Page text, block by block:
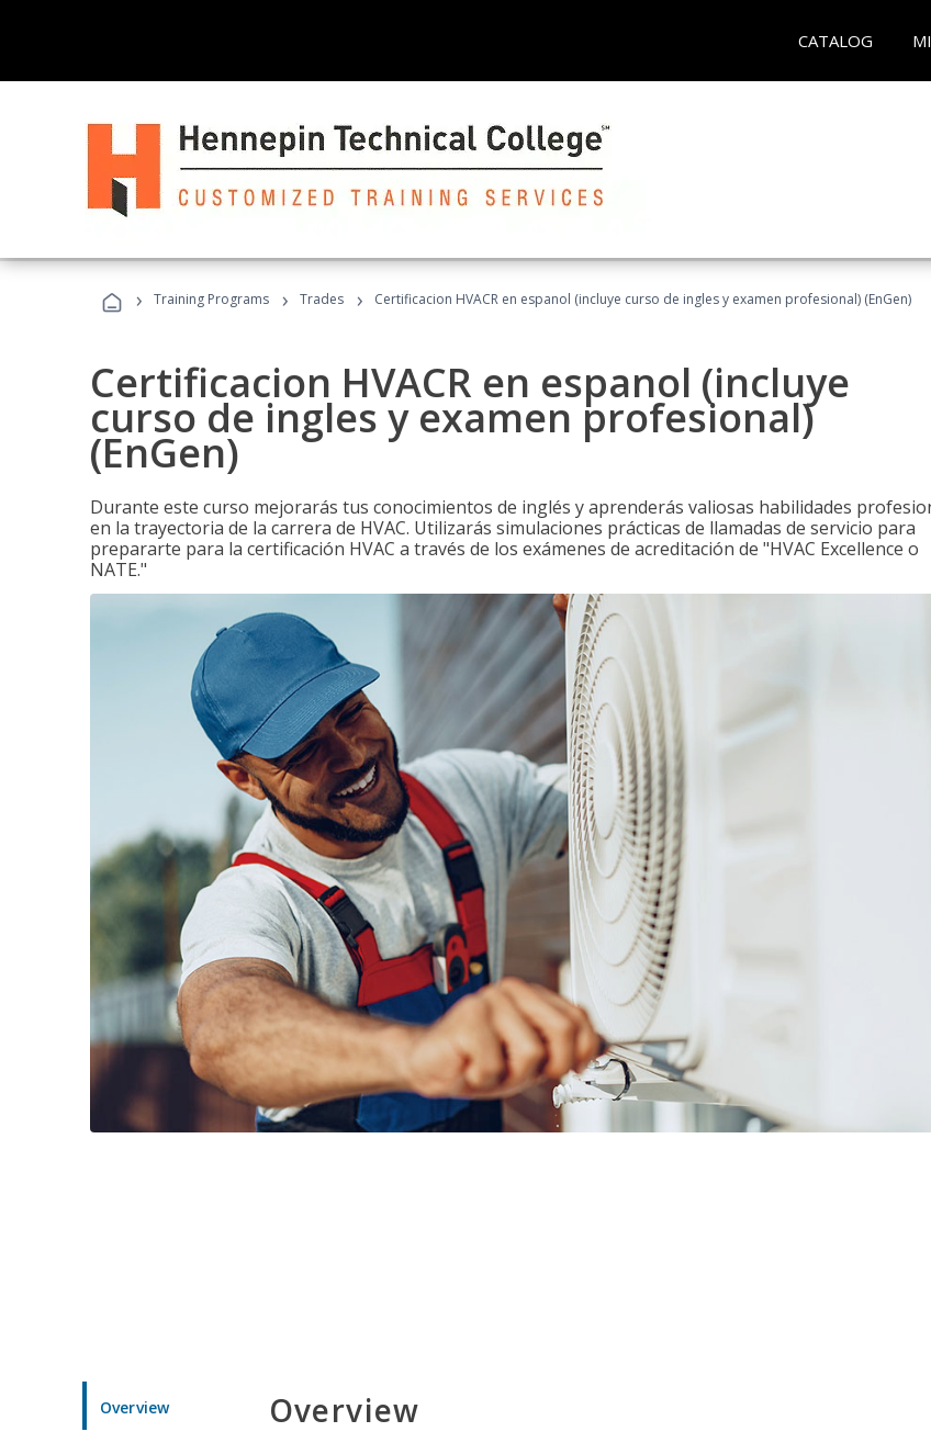
CATALOG
› Training Programs › Trades › Certificacion HVACR en espanol (incluye curso de ingles y examen profesional) (EnGen)
Certificacion HVACR en espanol (incluye
curso de ingles y examen profesional)
(EnGen)
Durante este curso mejorarás tus conocimientos de inglés y aprenderás valiosas habilidades
en la trayectoria de la carrera de HVAC. Utilizarás simulaciones prácticas de llamadas de servicio para
prepararte para la certificación HVAC a través de los exámenes de acreditación de "HVAC Excellence o
NATE."
Overview Overview